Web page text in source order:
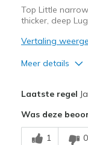
Top Little
thicker, deep
Vertaling
Meer details
Comfortable
Laatste regel
Was deze
1 0